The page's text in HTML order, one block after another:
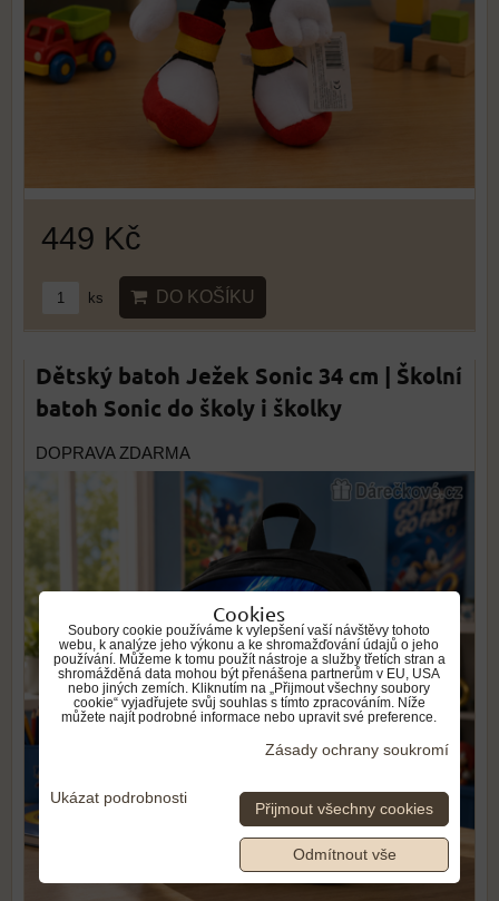
449 Kč
ks DO KOŠÍKU
Dětský batoh Ježek Sonic 34 cm | Školní
batoh Sonic do školy i školky
DOPRAVA ZDARMA
Cookies
Soubory cookie používáme k vylepšení vaší návštěvy tohoto
webu, k analýze jeho výkonu a ke shromažďování údajů o jeho
používání. Můžeme k tomu použít nástroje a služby třetích stran a
shromážděná data mohou být přenášena partnerům v EU, USA
nebo jiných zemích. Kliknutím na „Přijmout všechny soubory
cookie“ vyjadřujete svůj souhlas s tímto zpracováním. Níže
můžete najít podrobné informace nebo upravit své preference.
Zásady ochrany soukromí
Ukázat podrobnosti
Přijmout všechny cookies
Odmítnout vše